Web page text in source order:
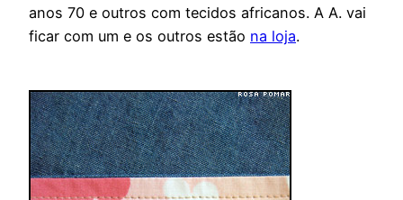
anos 70 e outros com tecidos africanos. A A. vai
ficar com um e os outros estão na loja.